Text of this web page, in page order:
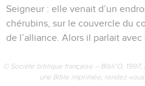
Seigneur : elle venait d’un
chérubins, sur le couvercle du
de l’alliance. Alors il parlait avec
© Société biblique française – Bibli’O,
une Bible imprimée, rendez-